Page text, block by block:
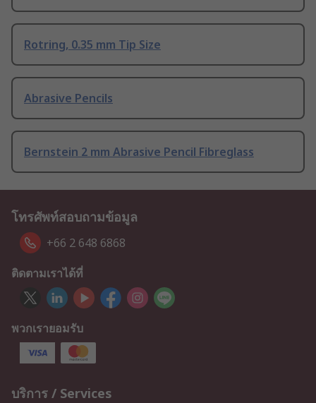
Rotring, 0.35 mm Tip Size
Abrasive Pencils
Bernstein 2 mm Abrasive Pencil Fibreglass
โทรศัพท์สอบถามข้อมูล
+66 2 648 6868
ติดตามเราได้ที่
พวกเรายอมรับ
บริการ / Services